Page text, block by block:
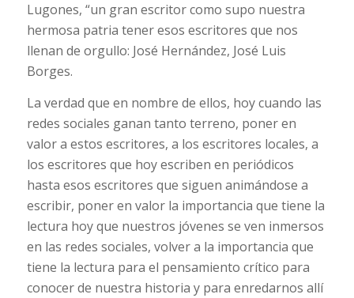
Lugones, “un gran escritor como supo nuestra
hermosa patria tener esos escritores que nos
llenan de orgullo: José Hernández, José Luis
Borges.
La verdad que en nombre de ellos, hoy cuando las
redes sociales ganan tanto terreno, poner en
valor a estos escritores, a los escritores locales, a
los escritores que hoy escriben en periódicos
hasta esos escritores que siguen animándose a
escribir, poner en valor la importancia que tiene la
lectura hoy que nuestros jóvenes se ven inmersos
en las redes sociales, volver a la importancia que
tiene la lectura para el pensamiento crítico para
conocer de nuestra historia y para enredarnos allí